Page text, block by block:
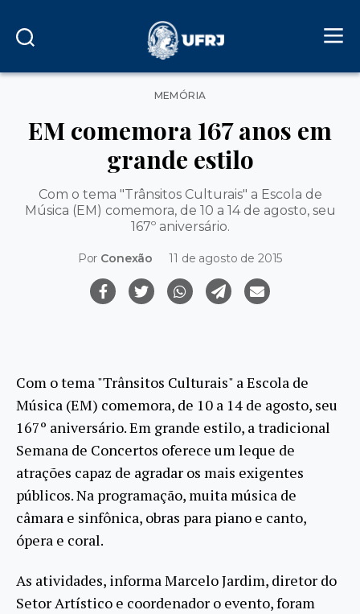
Categorias
MEMÓRIA
EM comemora 167 anos em
grande estilo
Com o tema "Trânsitos Culturais" a Escola de
Música (EM) comemora, de 10 a 14 de agosto, seu
167º aniversário.
Por Conexão 11 de agosto de 2015
Com o tema "Trânsitos Culturais" a Escola de
Música (EM) comemora, de 10 a 14 de agosto, seu
167º aniversário. Em grande estilo, a tradicional
Semana de Concertos oferece um leque de
atrações capaz de agradar os mais exigentes
públicos. Na programação, muita música de
câmara e sinfônica, obras para piano e canto,
ópera e coral.
As atividades, informa Marcelo Jardim, diretor do
Setor Artístico e coordenador o evento, foram